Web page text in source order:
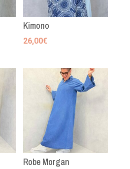
Kimono
26,00€
Robe Morgan